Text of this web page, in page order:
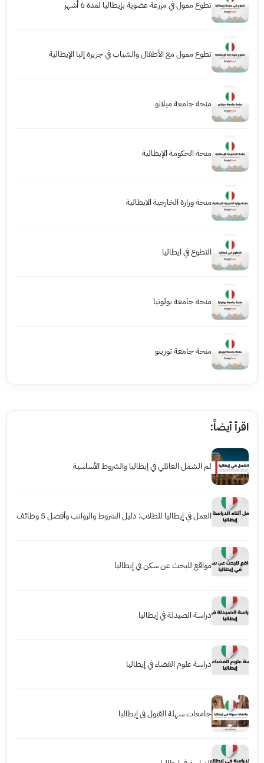
تطوع ممول في مزرعة عضوية بإيطاليا لمدة 6 أشهر
تطوع ممول مع الأطفال والشباب في جزيرة إلبا الإيطالية
منحة جامعة ميلانو
منحة الحكومة الإيطالية
منحة وزارة الخارجية الايطالية
التطوع في ايطاليا
منحة جامعة بولونيا
منحة جامعة تورينو
اقرأ أيضاً:
لم الشمل العائلي في إيطاليا والشروط الأساسية
العمل في إيطاليا للطلاب: دليل الشروط والرواتب وأفضل 5 وظائف
مواقع للبحث عن سكن في إيطاليا
دراسة الصيدلة في إيطاليا
دراسة علوم الفضاء في إيطاليا
جامعات سهلة القبول في إيطاليا